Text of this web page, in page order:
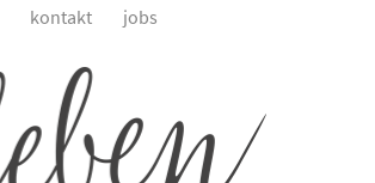
kontakt jobs